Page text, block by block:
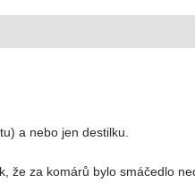
a nebo jen destilku.
za komárů bylo smáčedlo